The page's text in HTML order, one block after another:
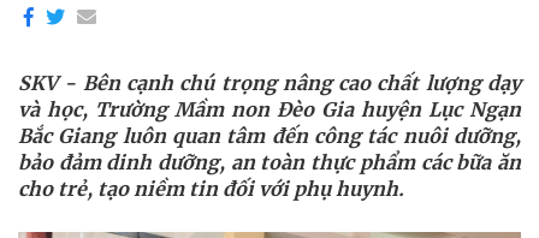
SKV - Bên cạnh chú trọng nâng cao chất lượng dạy
và học, Trường Mầm non Đèo Gia huyện Lục Ngạn
Bắc Giang luôn quan tâm đến công tác nuôi dưỡng,
bảo đảm dinh dưỡng, an toàn thực phẩm các bữa ăn
cho trẻ, tạo niềm tin đối với phụ huynh.